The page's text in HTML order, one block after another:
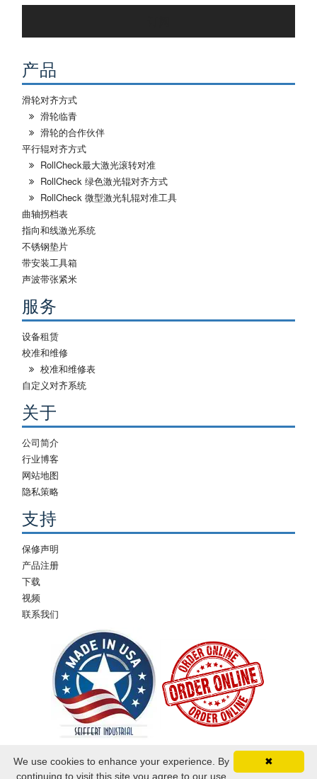
产品
滑轮对齐方式
滑轮临青
滑轮的合作伙伴
平行辊对齐方式
RollCheck最大激光滚转对准
RollCheck 绿色激光辊对齐方式
RollCheck 微型激光轧辊对准工具
曲轴拐档表
指向和线激光系统
不锈钢垫片
带安装工具箱
声波带张紧米
服务
设备租赁
校准和维修
校准和维修表
自定义对齐系统
关于
公司简介
行业博客
网站地图
隐私策略
支持
保修声明
产品注册
下载
视频
联系我们
✖
We use cookies to enhance your experience. By
continuing to visit this site you agree to our use